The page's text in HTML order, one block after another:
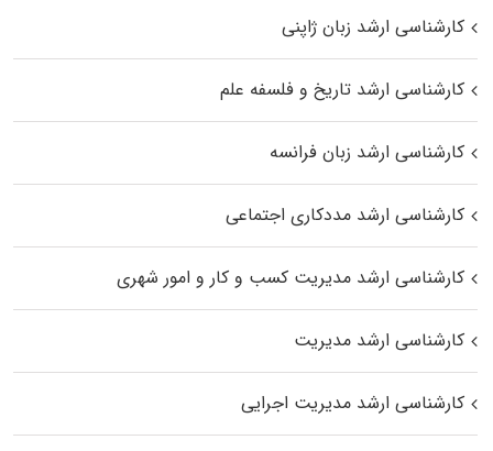
کارشناسی ارشد زبان ژاپنی
کارشناسی ارشد تاریخ و فلسفه علم
کارشناسی ارشد زبان فرانسه
کارشناسی ارشد مددکاری اجتماعی
کارشناسی ارشد مدیریت کسب و کار و امور شهری
کارشناسی ارشد مدیریت
کارشناسی ارشد مدیریت اجرایی